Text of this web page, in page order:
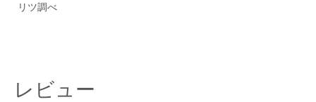
リツ調べ
レビュー